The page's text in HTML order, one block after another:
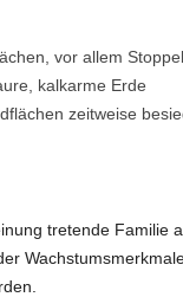
vor allem
kalkarme Erde
zeitweise
tretende